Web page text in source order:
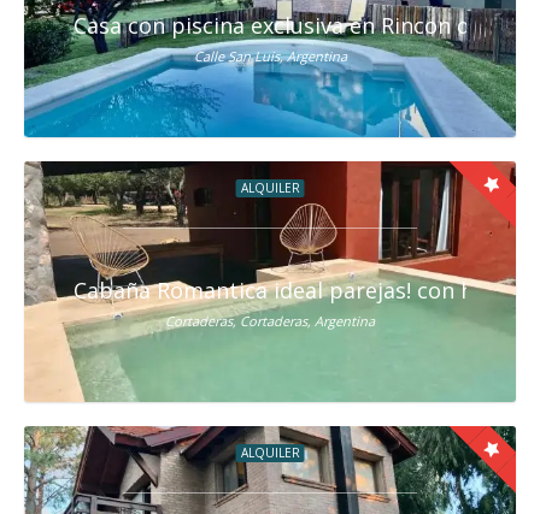
Casa con piscina exclusiva en Rincon del Éste
Calle San Luis, Argentina
ALQUILER
Cabaña Romantica ideal parejas! con hidro
Cortaderas, Cortaderas, Argentina
ALQUILER